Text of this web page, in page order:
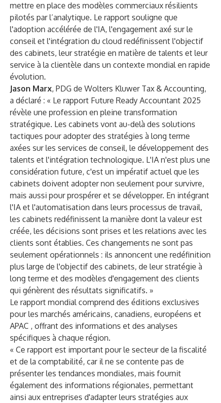
mettre en place des modèles commerciaux résilients
pilotés par l’analytique. Le rapport souligne que
l'adoption accélérée de l'IA, l'engagement axé sur le
conseil et l'intégration du cloud redéfinissent l'objectif
des cabinets, leur stratégie en matière de talents et leur
service à la clientèle dans un contexte mondial en rapide
évolution.
Jason Marx, PDG de Wolters Kluwer Tax & Accounting,
a déclaré : « Le rapport Future Ready Accountant 2025
révèle une profession en pleine transformation
stratégique. Les cabinets vont au-delà des solutions
tactiques pour adopter des stratégies à long terme
axées sur les services de conseil, le développement des
talents et l'intégration technologique. L'IA n'est plus une
considération future, c'est un impératif actuel que les
cabinets doivent adopter non seulement pour survivre,
mais aussi pour prospérer et se développer. En intégrant
l'IA et l'automatisation dans leurs processus de travail,
les cabinets redéfinissent la manière dont la valeur est
créée, les décisions sont prises et les relations avec les
clients sont établies. Ces changements ne sont pas
seulement opérationnels : ils annoncent une redéfinition
plus large de l'objectif des cabinets, de leur stratégie à
long terme et des modèles d'engagement des clients
qui génèrent des résultats significatifs. »
Le rapport mondial comprend des éditions exclusives
pour les marchés américains, canadiens, européens et
APAC , offrant des informations et des analyses
spécifiques à chaque région.
« Ce rapport est important pour le secteur de la fiscalité
et de la comptabilité, car il ne se contente pas de
présenter les tendances mondiales, mais fournit
également des informations régionales, permettant
ainsi aux entreprises d'adapter leurs stratégies aux